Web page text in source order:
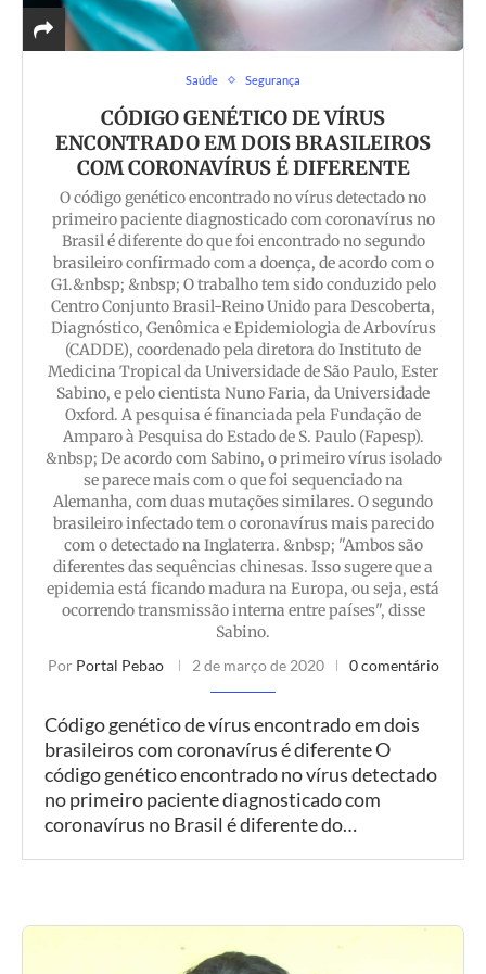
Saúde Segurança
CÓDIGO GENÉTICO DE VÍRUS
ENCONTRADO EM DOIS BRASILEIROS
COM CORONAVÍRUS É DIFERENTE
O código genético encontrado no vírus detectado no
primeiro paciente diagnosticado com coronavírus no
Brasil é diferente do que foi encontrado no segundo
brasileiro confirmado com a doença, de acordo com o
G1.&nbsp; &nbsp; O trabalho tem sido conduzido pelo
Centro Conjunto Brasil-Reino Unido para Descoberta,
Diagnóstico, Genômica e Epidemiologia de Arbovírus
(CADDE), coordenado pela diretora do Instituto de
Medicina Tropical da Universidade de São Paulo, Ester
Sabino, e pelo cientista Nuno Faria, da Universidade
Oxford. A pesquisa é financiada pela Fundação de
Amparo à Pesquisa do Estado de S. Paulo (Fapesp).
&nbsp; De acordo com Sabino, o primeiro vírus isolado
se parece mais com o que foi sequenciado na
Alemanha, com duas mutações similares. O segundo
brasileiro infectado tem o coronavírus mais parecido
com o detectado na Inglaterra. &nbsp; "Ambos são
diferentes das sequências chinesas. Isso sugere que a
epidemia está ficando madura na Europa, ou seja, está
ocorrendo transmissão interna entre países", disse
Sabino.
Por Portal Pebao 2 de março de 2020 0 comentário
Código genético de vírus encontrado em dois
brasileiros com coronavírus é diferente O
código genético encontrado no vírus detectado
no primeiro paciente diagnosticado com
coronavírus no Brasil é diferente do…